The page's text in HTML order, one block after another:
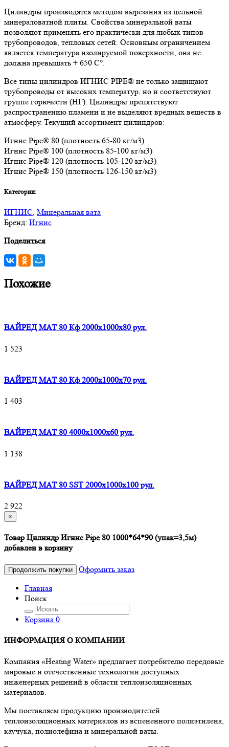
Цилиндры производятся методом вырезания из цельной
минераловатной плиты. Свойства минеральной ваты
позволяют применять его практически для любых типов
трубопроводов, тепловых сетей. Основным ограничением
является температура изолируемой поверхности, она не
должна превышать + 650 C°.
Все типы цилиндров ИГНИС PIPE® не только защищают
трубопроводы от высоких температур, но и соответствуют
группе горючести (НГ). Цилиндры препятствуют
распространению пламени и не выделяют вредных веществ в
атмосферу. Текущий ассортимент цилиндров:
Игнис Pipe® 80 (плотность 65-80 кг/м3)
Игнис Pipe® 100 (плотность 85-100 кг/м3)
Игнис Pipe® 120 (плотность 105-120 кг/м3)
Игнис Pipe® 150 (плотность 126-150 кг/м3)
Категории:
ИГНИС, Минеральная вата
Бренд: Игнис
Поделиться
Похожие
ВАЙРЕД МАТ 80 Кф 2000x1000x80 рул.
1 523
ВАЙРЕД МАТ 80 Кф 2000x1000x70 рул.
1 403
ВАЙРЕД МАТ 80 4000x1000x60 рул.
1 138
ВАЙРЕД МАТ 80 SST 2000x1000x100 рул.
2 922
×
Товар Цилиндр Игнис Pipe 80 1000*64*90 (упак=3,5м)
добавлен в корзину
Продолжить покупки
Оформить заказ
Главная
Поиск
Корзина 0
ИНФОРМАЦИЯ О КОМПАНИИ
Компания «Heating Water» предлагает потребителю передовые
мировые и отечественные технологии доступных
инженерных решений в области теплоизоляционных
материалов.
Мы поставляем продукцию производителей
теплоизоляционных материалов из вспененного полиэтилена,
каучука, полиолефина и минеральной ваты.